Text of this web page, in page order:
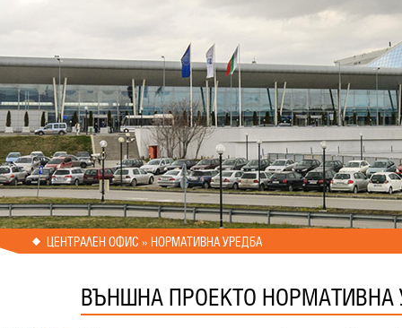
ЦЕНТРАЛЕН ОФИС » НОРМАТИВНА УРЕДБА
ВЪНШНА ПРОЕКТО НОРМАТИВНА